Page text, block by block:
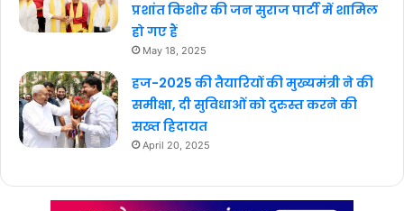
प्रशांत किशोर की जन सुराज पार्टी में शामिल
हो गए हैं
May 18, 2025
हज-2025 की तैयारियों की मुख्यमंत्री ने की
समीक्षा, दी सुविधाओं को दुरुस्त करने की
सख्त हिदायत
April 20, 2025